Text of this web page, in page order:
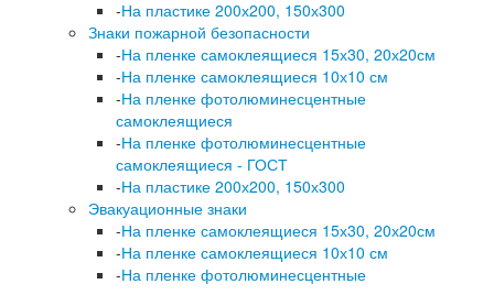
-На пластике 200х200, 150х300
Знаки пожарной безопасности
-На пленке самоклеящиеся 15х30, 20х20см
-На пленке самоклеящиеся 10х10 см
-На пленке фотолюминесцентные
самоклеящиеся
-На пленке фотолюминесцентные
самоклеящиеся - ГОСТ
-На пластике 200х200, 150х300
Эвакуационные знаки
-На пленке самоклеящиеся 15х30, 20х20см
-На пленке самоклеящиеся 10х10 см
-На пленке фотолюминесцентные